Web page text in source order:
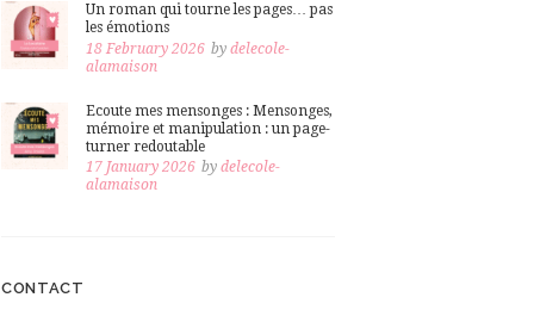
Un roman qui tourne les pages… pas
les émotions
18 February 2026 bydelecole-
alamaison
Ecoute mes mensonges : Mensonges,
mémoire et manipulation : un page-
turner redoutable
17 January 2026 bydelecole-
alamaison
CONTACT